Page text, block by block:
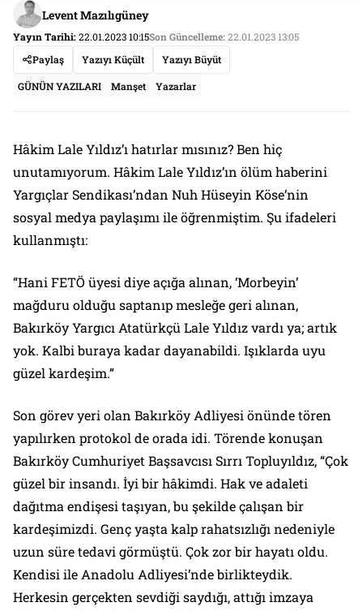
Levent Mazılıgüney
Yayın Tarihi:22.01.2023 10:15Son Güncelleme:22.01.2023 13:05
Paylaş
Yazıyı Küçült Yazıyı Büyüt
GÜNÜN YAZILARI Manşet Yazarlar
Hâkim Lale Yıldız’ı hatırlar mısınız? Ben hiç
unutamıyorum. Hâkim Lale Yıldız’ın ölüm haberini
Yargıçlar Sendikası’ndan Nuh Hüseyin Köse’nin
sosyal medya paylaşımı ile öğrenmiştim. Şu ifadeleri
kullanmıştı:
“Hani FETÖ üyesi diye açığa alınan, ‘Morbeyin’
mağduru olduğu saptanıp mesleğe geri alınan,
Bakırköy Yargıcı Atatürkçü Lale Yıldız vardı ya; artık
yok. Kalbi buraya kadar dayanabildi. Işıklarda uyu
güzel kardeşim.”
Son görev yeri olan Bakırköy Adliyesi önünde tören
yapılırken protokol de orada idi. Törende konuşan
Bakırköy Cumhuriyet Başsavcısı Sırrı Topluyıldız, “Çok
güzel bir insandı. İyi bir hâkimdi. Hak ve adaleti
dağıtma endişesi taşıyan, bu şekilde çalışan bir
kardeşimizdi. Genç yaşta kalp rahatsızlığı nedeniyle
uzun süre tedavi görmüştü. Çok zor bir hayatı oldu.
Kendisi ile Anadolu Adliyesi’nde birlikteydik.
Herkesin gerçekten sevdiği saydığı, attığı imzaya